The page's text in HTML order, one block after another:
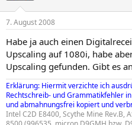
7. August 2008
Habe ja auch einen
Upscaling auf 1080i, habe
Upscaling gefunden. Gibt es
Erklärung: Hiermit verzichte ich
Rechtschreib- und Grammatikfehler
und abmahnungsfrei kopiert und
Intel C2D E8400, Scythe Mine Rev.B,